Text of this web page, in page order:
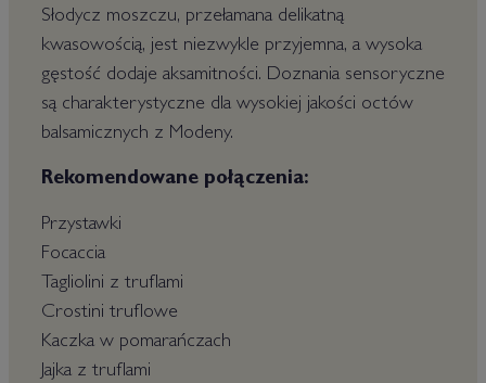
Słodycz moszczu, przełamana delikatną
kwasowością, jest niezwykle przyjemna, a wysoka
gęstość dodaje aksamitności. Doznania sensoryczne
są charakterystyczne dla wysokiej jakości octów
balsamicznych z Modeny.
Rekomendowane połączenia:
Przystawki
Focaccia
Tagliolini z truflami
Crostini truflowe
Kaczka w pomarańczach
Jajka z truflami